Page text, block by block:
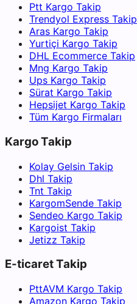
Ptt Kargo Takip
Trendyol Express Takip
Aras Kargo Takip
Yurtiçi Kargo Takip
DHL Ecommerce Takip
Mng Kargo Takip
Ups Kargo Takip
Sürat Kargo Takip
Hepsijet Kargo Takip
Tüm Kargo Firmaları
Kargo Takip
Kolay Gelsin Takip
Dhl Takip
Tnt Takip
KargomSende Takip
Sendeo Kargo Takip
Kargoist Takip
Jetizz Takip
E-ticaret Takip
PttAVM Kargo Takip
Amazon Kargo Takip